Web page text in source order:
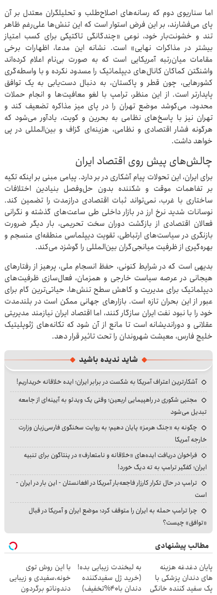
اما سناریوی دوم که رسانه‌های اصلاح‌طلب و تحلیلگران معتدل بر آن
پای می‌فشارند، بر این فرض استوار است که این تنش‌ها علی‌رغم ظاهر
تند و خشونت‌بار خود، نوعی «چندگانگی تاکتیکی برای کسب امتیاز
بیشتر در مذاکرات نهایی» است. نشانه این مدعا، اظهارات برخی
مقامات میان‌رتبه آمریکایی است که به صورت بی‌نام اعلام کرده‌اند
واشنگتن کماکان کانال‌های دیپلماتیک را مسدود نکرده و با واسطه‌گری
کشورهایی، چون قطر و پاکستان، به دنبال دست‌یابی به یک توافق
پایدارتر است. از این منظر، ترامپ با لغو معافیت‌ها و انجام حملات
محدود، می‌کوشد موضع تهران را در پای میز مذاکره تضعیف کند و
تهران نیز با پاسخ‌های نظامی به بحرین و کویت، یادآور می‌شود که
هرگونه فشار اقتصادی و نظامی، هزینه‌ای گزاف و بین‌المللی در پی
خواهد داشت.
چالش‌های پیش روی اقتصاد ایران
برای ایران، این تحولات پیام آشکاری در بر دارد. پیامی مبنی بر اینکه تکیه
بر تفاهمات موقت و شکننده بدون حل‌وفصل بنیادین اختلافات
ساختاری با غرب، نمی‌تواند ثبات اقتصادی درازمدت را تضمین کند.
نوسانات شدید نرخ ارز در بازار داخلی طی ساعت‌های گذشته و نگرانی
فعالان اقتصادی از بازگشت دوران سخت تحریمی، بار دیگر ضرورت
بازنگری در سیاست‌های ارتباطی، تقویت دیپلماسی منطقه‌ای منسجم و
بهره‌گیری از ظرفیت میانجی‌گران بین‌المللی را گوشزد می‌کند.
بدیهی است که در شرایط کنونی، حفظ انسجام ملی، پرهیز از رفتارهای
هیجانی در عرصه سیاست خارجی و همزمان، فعال‌سازی ظرفیت‌های
دیپلماتیک برای مدیریت و کاهش سطح تنش‌ها، حیاتی‌ترین گام برای
عبور از این بحران تازه است. بازارهای جهانی ممکن است در بلندمدت
خود را با نبود نفت ایران سازگار کنند، اما اقتصاد ایران نیازمند مدیریتی
عقلانی و دوراندیشانه است تا مانع از آن شود که تکانه‌های ژئوپلیتیک
خلیج فارس، معیشت شهروندان را تحت تاثیر قرار دهد.
شاید ندیده باشید
آشکارترین اعتراف آمریکا به شکست در برابر ایران؛ ایده خلاقانه خریداریم!
مجتبی شکوری در راهپیمایی اربعین؛ وقتی یک ویدئو به آیینه‌ای از جامعه
تبدیل می‌شود
چگونه به «جنگ هرمز» پایان دهیم؛ به روایت سخنگوی فارسی‌زبان وزارت
خارجه آمریکا
فراخوان دریافت ایده‌های «خلاقانه و نامتعارف» در پنتاگون برای تنبیه
ایران؛ کفگیر ترامپ به ته دیگ خورد!
ترامپ در حال تکرار کارزار فاجعه‌بار آمریکا در افغانستان - این بار در ایران -
است
چرا ترامپ حمله به ایران را متوقف کرد؛ موضع ایران و آمریکا در قبال
«توافق» چیست؟
مطالب پیشنهادی
پایان دغدغه هزینه
های دندان پزشکی با
پک سفید کننده خانگی
به لبخندت زیبایی بده!
(خرید ژل سفیدکننده
دندان با40%تخفیف)
با این روش توی
خونه،سفیدی و زیبایی
دندوناتو برگردون